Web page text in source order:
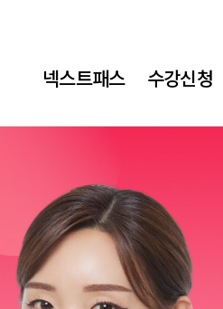
메
가
메
넥스트패스 수강신청